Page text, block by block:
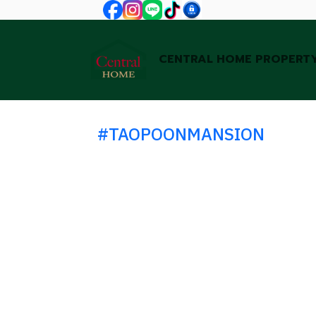
CENTRAL HOME
#TAOPOONMANSION